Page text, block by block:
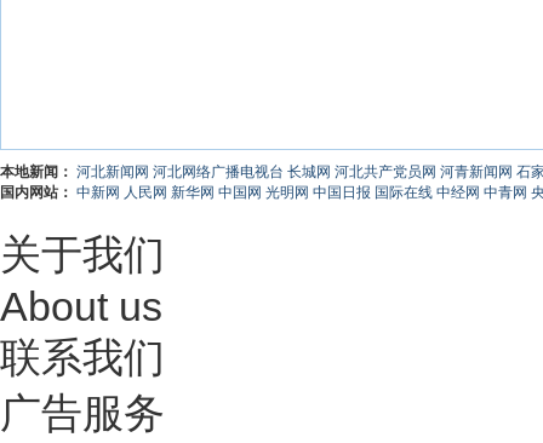
本地新闻： 河北新闻网 河北网络广播电视台 长城网 河北共产党员网 河青新闻网 石
国内网站： 中新网 人民网 新华网 中国网 光明网 中国日报 国际在线 中经网 中青网
关于我们
About us
联系我们
广告服务